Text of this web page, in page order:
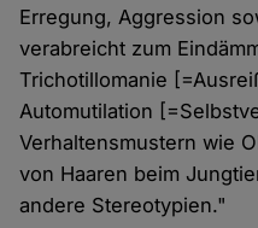
Erregung, Aggression
verabreicht zum
Trichotillomanie
Automutilation
Verhaltensmustern wie
von Haaren beim
andere Stereotypien."